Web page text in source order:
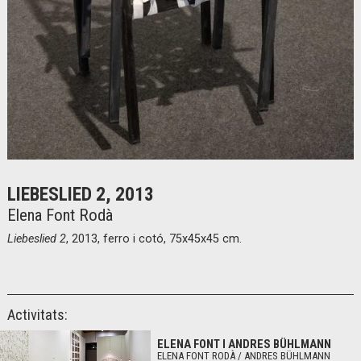
LIEBESLIED 2, 2013
Elena Font Rodà
Liebeslied 2, 2013, ferro i cotó, 75x45x45 cm.
Activitats:
ELENA FONT I ANDRES BÜHLMANN
ELENA FONT RODÀ / ANDRES BÜHLMANN